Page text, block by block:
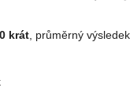
krát , průměrný